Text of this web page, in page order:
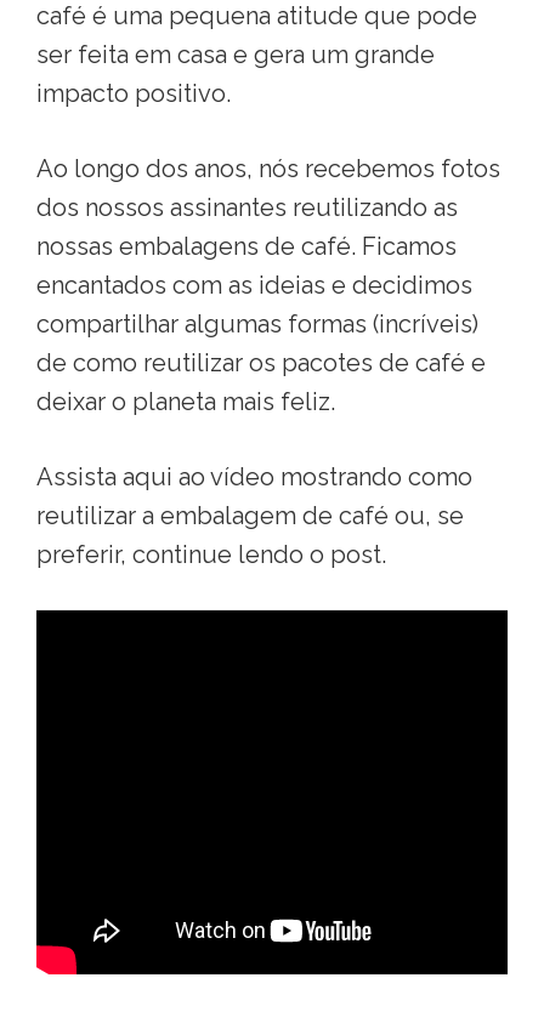
café é uma pequena atitude que pode
ser feita em casa e gera um grande
impacto positivo.
Ao longo dos anos, nós recebemos fotos
dos nossos assinantes reutilizando as
nossas embalagens de café. Ficamos
encantados com as ideias e decidimos
compartilhar algumas formas (incríveis)
de como reutilizar os pacotes de café e
deixar o planeta mais feliz.
Assista aqui ao vídeo mostrando como
reutilizar a embalagem de café ou, se
preferir, continue lendo o post.